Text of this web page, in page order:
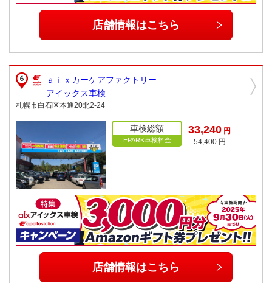
店舗情報はこちら
ａｉｘカーケアファクトリー
アイックス車検
札幌市白石区本通20北2-24
車検総額
EPARK車検料金
33,240 円
54,400 円
店舗情報はこちら